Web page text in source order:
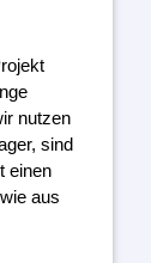
nutzen
sind
einen
aus